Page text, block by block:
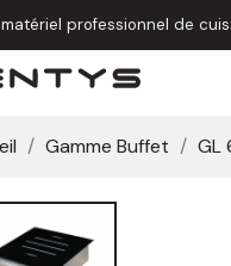
professionnel de
Gamme Buffet GL